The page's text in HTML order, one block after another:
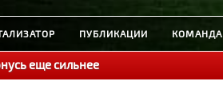
ПУБЛИКАЦИИ КОМАНДА
еще сильнее